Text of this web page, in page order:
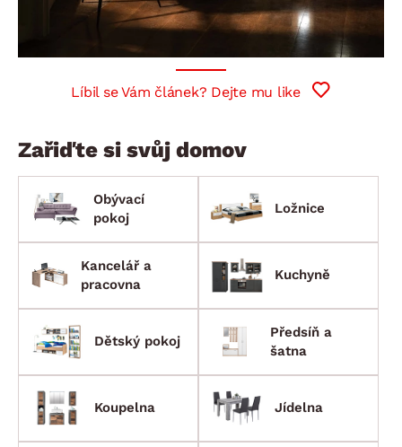
Líbil se Vám článek? Dejte mu like
Zařiďte si svůj domov
Obývací
pokoj
Ložnice
Kancelář a
pracovna
Kuchyně
Dětský pokoj
Předsíň a
šatna
Koupelna Jídelna